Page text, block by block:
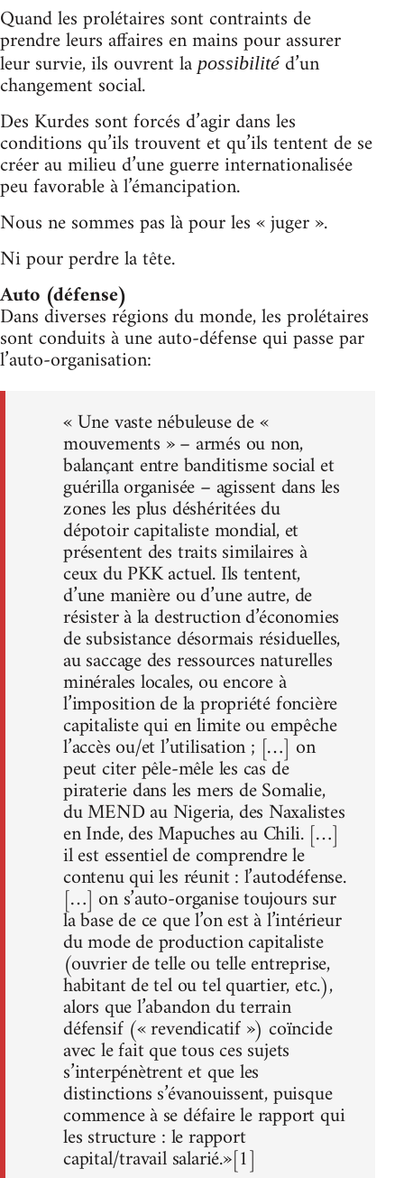
Quand les prolétaires sont contraints de
prendre leurs affaires en mains pour assurer
leur survie, ils ouvrent lapossibilitéd’un
changement social.
Des Kurdes sont forcés d’agir dans les
conditions qu’ils trouvent et qu’ils tentent de se
créer au milieu d’une guerre internationalisée
peu favorable à l’émancipation.
Nous ne sommes pas là pour les « juger ».
Ni pour perdre la tête.
Auto (défense)
Dans diverses régions du monde, les prolétaires
sont conduits à une auto-défense qui passe par
l’auto-organisation:
« Une vaste nébuleuse de «
mouvements » – armés ou non,
balançant entre banditisme social et
guérilla organisée – agissent dans les
zones les plus déshéritées du
dépotoir capitaliste mondial, et
présentent des traits similaires à
ceux du PKK actuel. Ils tentent,
d’une manière ou d’une autre, de
résister à la destruction d’économies
de subsistance désormais résiduelles,
au saccage des ressources naturelles
minérales locales, ou encore à
l’imposition de la propriété foncière
capitaliste qui en limite ou empêche
l’accès ou/et l’utilisation ; […] on
peut citer pêle-mêle les cas de
piraterie dans les mers de Somalie,
du MEND au Nigeria, des Naxalistes
en Inde, des Mapuches au Chili. […]
il est essentiel de comprendre le
contenu qui les réunit : l’autodéfense.
[…] on s’auto-organise toujours sur
la base de ce que l’on est à l’intérieur
du mode de production capitaliste
(ouvrier de telle ou telle entreprise,
habitant de tel ou tel quartier, etc.),
alors que l’abandon du terrain
défensif (« revendicatif ») coïncide
avec le fait que tous ces sujets
s’interpénètrent et que les
distinctions s’évanouissent, puisque
commence à se défaire le rapport qui
les structure : le rapport
capital/travail salarié.»[1]